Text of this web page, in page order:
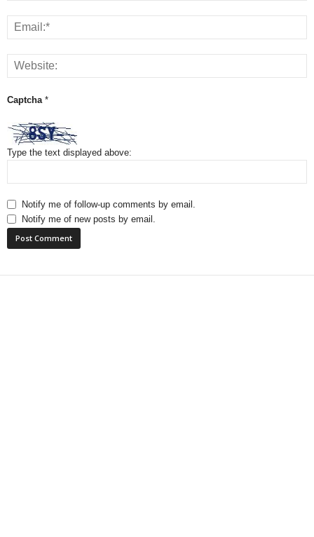
Captcha *
Type the text displayed above:
Notify me of follow-up comments by email.
Notify me of new posts by email.